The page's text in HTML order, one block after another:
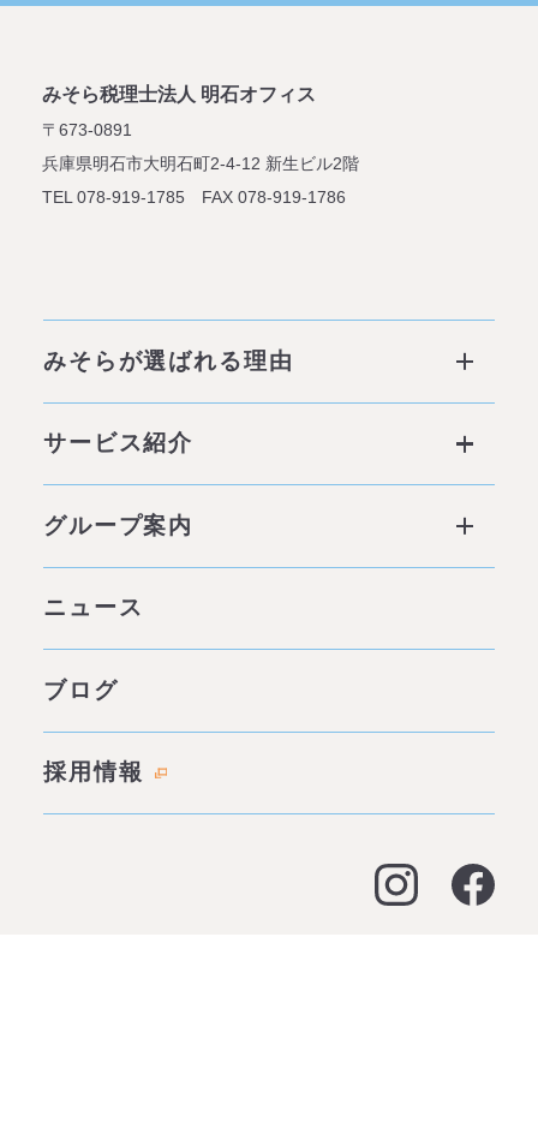
みそら税理士法人 明石オフィス
〒673-0891
兵庫県明石市大明石町2-4-12 新生ビル2階
TEL 078-919-1785 FAX 078-919-1786
みそらが選ばれる理由
私たちの6つの強み
他社との違い
サービス紹介
みそらの独自性
料金表
グループ案内
わたしたちの約束
代表あいさつ
ニュース
ブログ
採用情報